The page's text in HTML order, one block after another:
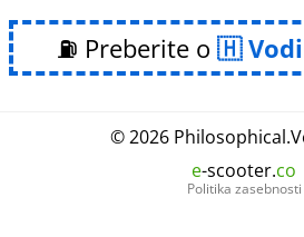
⛽ Preberite o
© 2026 Philosophical.
e-scooter.co
Politika zasebnosti